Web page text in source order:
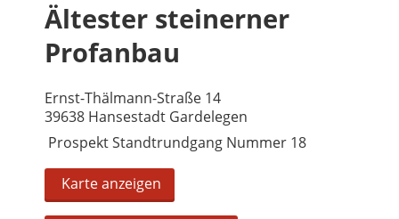
Ältester steinerner
Profanbau
Ernst-Thälmann-Straße 14
39638 Hansestadt Gardelegen
Prospekt Standtrundgang Nummer 18
Karte anzeigen